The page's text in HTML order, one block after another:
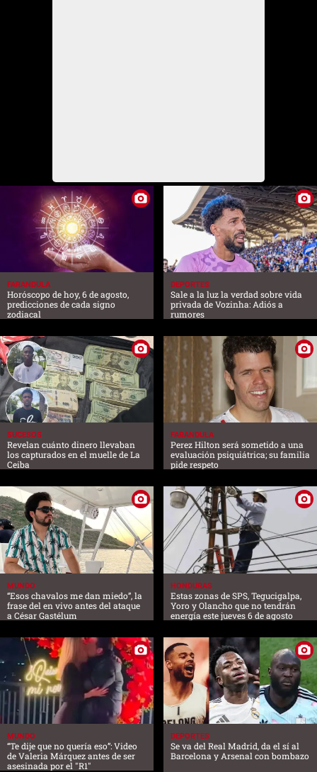
FARANDULA
Horóscopo de hoy, 6 de agosto,
predicciones de cada signo
zodiacal
DEPORTES
Sale a la luz la verdad sobre vida
privada de Vozinha: Adiós a
rumores
SUCESOS
Revelan cuánto dinero llevaban
los capturados en el muelle de La
Ceiba
FARANDULA
Perez Hilton será sometido a una
evaluación psiquiátrica; su familia
pide respeto
MUNDO
“Esos chavalos me dan miedo”, la
frase del en vivo antes del ataque
a César Gastélum
HONDURAS
Estas zonas de SPS, Tegucigalpa,
Yoro y Olancho que no tendrán
energía este jueves 6 de agosto
MUNDO
“Te dije que no quería eso”: Video
de Valeria Márquez antes de ser
asesinada por el "R1"
DEPORTES
Se va del Real Madrid, da el sí al
Barcelona y Arsenal con bombazo